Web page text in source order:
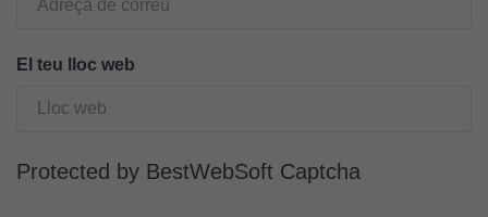
El teu lloc web
Protected by BestWebSoft Captcha
funcioni.